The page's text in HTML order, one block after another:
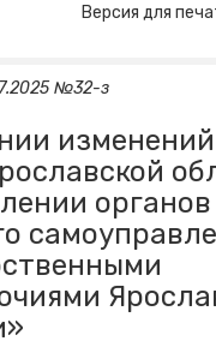
Версия для
№32-з
органов